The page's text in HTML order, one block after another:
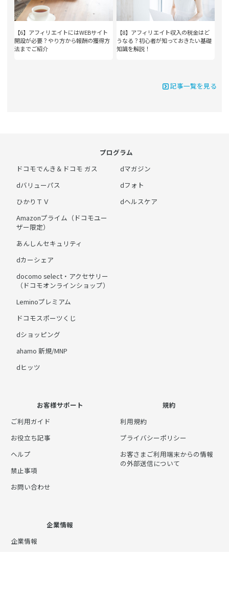
【6】アフィリエイトにはWEBサイト
開設が必要？やり方から報酬の獲得方
法までご紹介
【8】アフィリエイト収入の税金はど
うなる？初心者が知っておきたい基礎
知識を解説！
記事一覧を見る
プログラム
ドコモでんき＆ドコモ ガス
dバリューパス
ひかりＴＶ
Amazonプライム（ドコモユー
ザー限定）
あんしんセキュリティ
dカーシェア
docomo select・アクセサリー
（ドコモオンラインショップ）
Leminoプレミアム
ドコモスポーツくじ
dショッピング
ahamo 新規/MNP
dヒッツ
dマガジン
dフォト
dヘルスケア
お客様サポート
ご利用ガイド
お役立ち記事
ヘルプ
禁止事項
お問い合わせ
規約
利用規約
プライバシーポリシー
お客さまご利用端末からの情報
の外部送信について
企業情報
企業情報